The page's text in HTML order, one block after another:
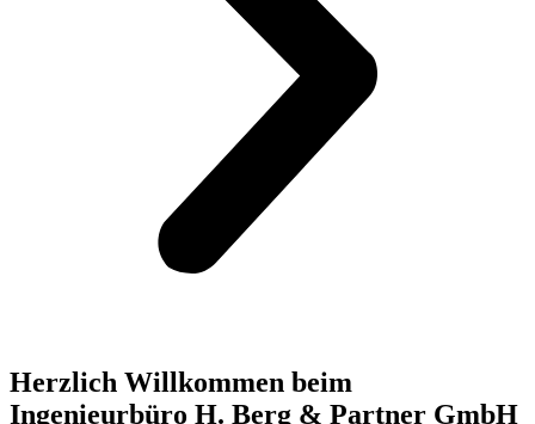
Herzlich Willkommen ­beim
Ingenieurbüro H. Berg & Partner GmbH